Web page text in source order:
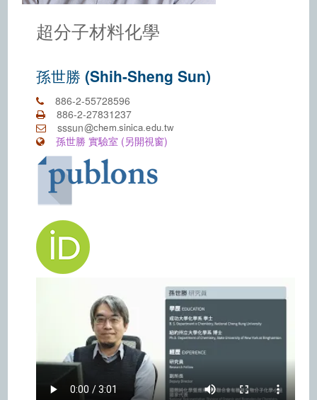
超分子材料化學
孫世勝 (Shih-Sheng Sun)
886-2-55728596
886-2-27831237
sssun
孫世勝 實驗室 (另開視窗)
圖片連結(另開視窗)